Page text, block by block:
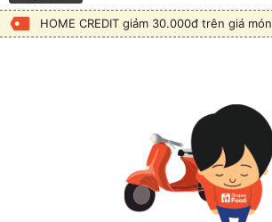
HOME CREDIT giảm 30.000đ trên giá món